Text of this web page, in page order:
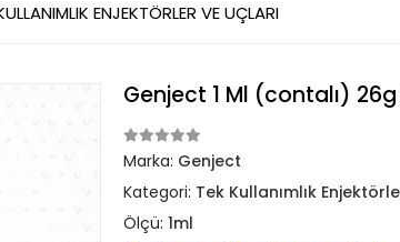
ENJEKTÖRLER VE UÇLARI
Genject 1 Ml (contalı)
Marka: Genject
Kategori: Tek Kullanımlık
Ölçü:1ml